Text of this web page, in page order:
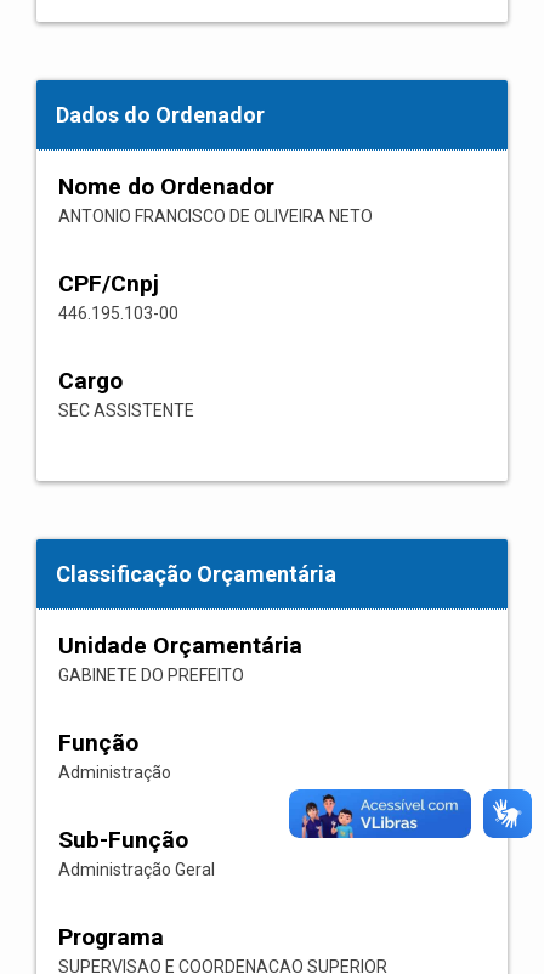
Dados do Ordenador
Nome do Ordenador
ANTONIO FRANCISCO DE OLIVEIRA NETO
CPF/Cnpj
446.195.103-00
Cargo
SEC ASSISTENTE
Classificação Orçamentária
Unidade Orçamentária
GABINETE DO PREFEITO
Função
Administração
Sub-Função
Administração Geral
Programa
SUPERVISAO E COORDENACAO SUPERIOR